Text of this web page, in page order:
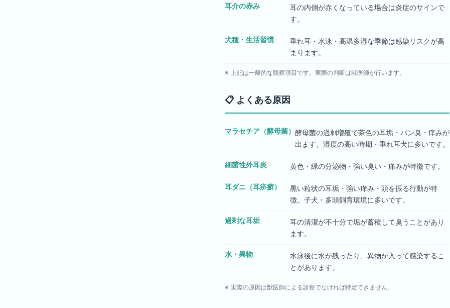
耳介の赤み
耳の内側が赤くなっている場合は炎症のサインで
す。
犬種・生活習慣
垂れ耳・水泳・高温多湿な季節は感染リスクが高
まります。
※ 上記は一般的な観察項目です。実際の判断は獣医師が行います。
📋 よくある原因
マラセチア（酵母菌） 酵母菌の過剰増殖で茶色の耳垢・パン臭・痒みが
出ます。湿度の高い時期・垂れ耳犬に多いです。
細菌性外耳炎 黄色・緑の分泌物・強い臭い・痛みが特徴です。
耳ダニ（耳疥癬）
黒い粒状の耳垢・強い痒み・頭を振る行動が特
徴。子犬・多頭飼育環境に多いです。
過剰な耳垢
耳の清潔が不十分で垢が蓄積して臭うことがあり
ます。
水・異物
水泳後に水が残ったり、異物が入って感染するこ
とがあります。
※ 実際の原因は獣医師による診察でなければ特定できません。